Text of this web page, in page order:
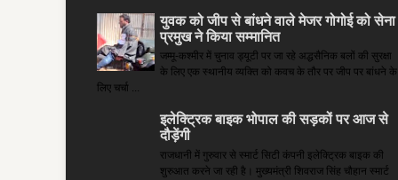
युवक को जीप से बांधने वाले मेजर गोगोई को सेना
प्रमुख ने किया सम्‍मानित
जम्मू-कश्मीर में चुनाव ड्यूटी पर जा रहे अद्धसैनिक बलों की सुरक्षा
के लिए एक स्थानीय व्यक्ति को कवच के तौर पर जीप पर बांधने के
लिए चर्चा ...
इलेक्ट्रिक बाइक भोपाल की सड़कों पर आज से
दौड़ेंगी
राजधानी में गुरुवार से स्मार्ट सिटी कंपनी इलेक्ट्रिक बाइक की
शुरुआत करने जा रही है। मुख्यमंत्री शिवराज सिंह चौहान स्मार्ट